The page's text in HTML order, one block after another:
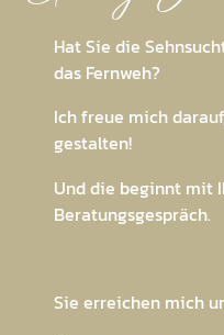
Hat Sie die
das Fernweh?
Ich freue mich
gestalten!
Und die beginnt mit
Beratungsgespräch.
Sie erreichen mich